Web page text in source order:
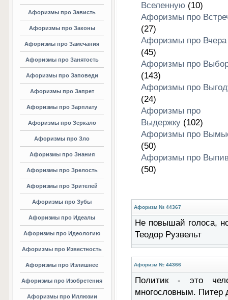
Афоризмы про Зависть
Афоризмы про Законы
Афоризмы про Замечания
Афоризмы про Занятость
Афоризмы про Заповеди
Афоризмы про Запрет
Афоризмы про Зарплату
Афоризмы про Зеркало
Афоризмы про Зло
Афоризмы про Знания
Афоризмы про Зрелость
Афоризмы про Зрителей
Афоризмы про Зубы
Афоризмы про Идеалы
Афоризмы про Идеологию
Афоризмы про Известность
Афоризмы про Излишнее
Афоризмы про Изобретения
Афоризмы про Иллюзии
Вселенную (10)
Афоризмы про
(27)
Афоризмы про Вчера
(45)
Афоризмы про
(143)
Афоризмы про
(24)
Афоризмы про
Выдержку(102)
Афоризмы про
(50)
Афоризмы про
(50)
Афоризм № 44367
Не повышай голоса,
Теодор Рузвельт
Афоризм № 44366
Политик - это
многословным. Питер